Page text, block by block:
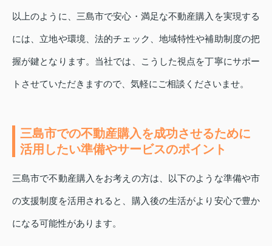
以上のように、三島市で安心・満足な不動産購入を実現する
には、立地や環境、法的チェック、地域特性や補助制度の把
握が鍵となります。当社では、こうした視点を丁寧にサポー
トさせていただきますので、気軽にご相談くださいませ。
三島市での不動産購入を成功させるために
活用したい準備やサービスのポイント
三島市で不動産購入をお考えの方は、以下のような準備や市
の支援制度を活用されると、購入後の生活がより安心で豊か
になる可能性があります。